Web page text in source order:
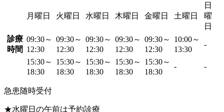
月曜日 火曜日 水曜日 木曜日 金曜日 土曜日
日
曜
日
診療
時間
09:30～
12:30
09:30～
12:30
09:30～
12:30
09:30～
12:30
09:30～
12:30
10:00～
13:30
-
15:30～
18:30
15:30～
18:30
15:30～
18:30
15:30～
18:30
15:30～
18:30
- -
急患随時受付
★水曜日の午前は予約診療